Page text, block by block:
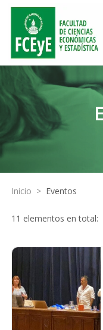
Inicio > Eventos
11 elementos en total: